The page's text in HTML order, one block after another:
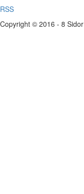
RSS
Copyright © 2016 - 8 Sidor